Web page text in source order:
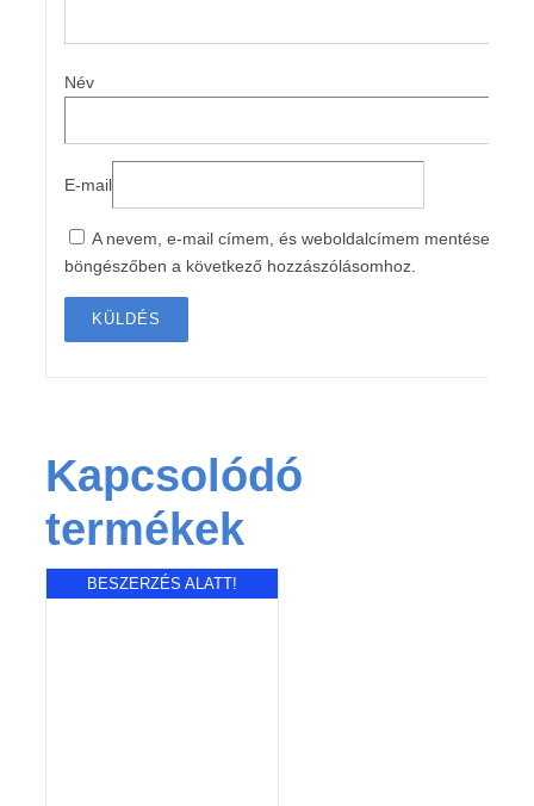
Név
E-mail
A nevem, e-mail címem, és weboldalcímem mentése a
böngészőben a következő hozzászólásomhoz.
Kapcsolódó
termékek
BESZERZÉS ALATT!